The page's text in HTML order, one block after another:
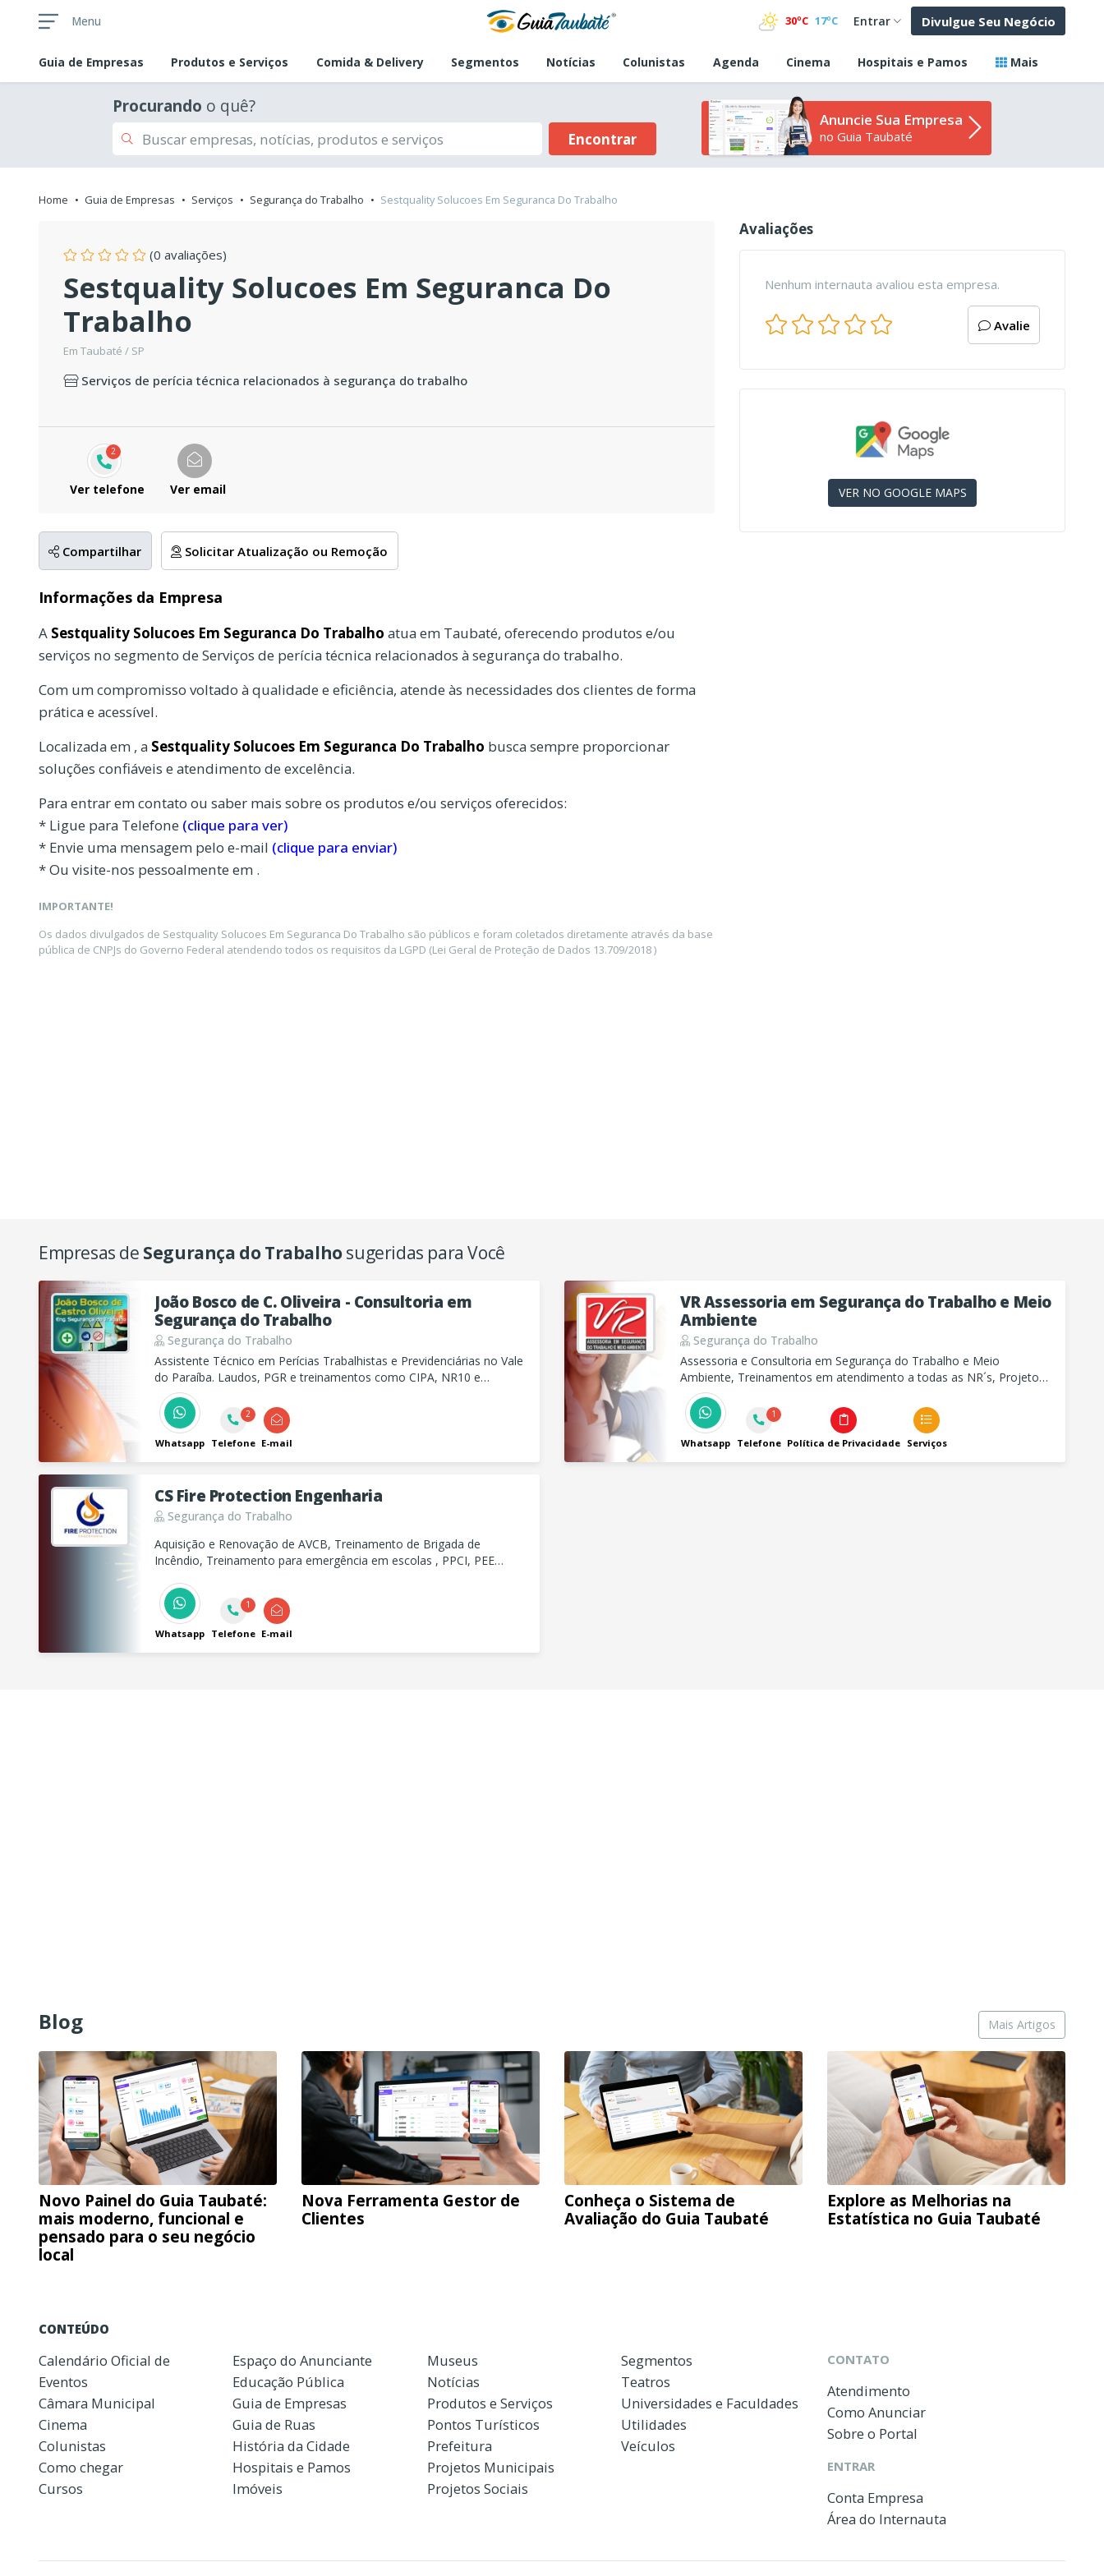
Menu 30ºC 17ºC Entrar Divulgue Seu Negócio
Guia de Empresas Produtos e Serviços Comida & Delivery Segmentos Notícias Colunistas Agenda Cinema Hospitais e Pamos Mais
Procurando o quê?
Encontrar
Anuncie Sua Empresa
no Guia Taubaté
Home Guia de Empresas Serviços Segurança do Trabalho Sestquality Solucoes Em Seguranca Do Trabalho
(0 avaliações)
Sestquality Solucoes Em Seguranca Do
Trabalho
Em Taubaté / SP
Serviços de perícia técnica relacionados à segurança do trabalho
2
Ver telefone Ver email
Compartilhar Solicitar Atualização ou Remoção
Informações da Empresa
A Sestquality Solucoes Em Seguranca Do Trabalho atua em Taubaté, oferecendo produtos e/ou
serviços no segmento de Serviços de perícia técnica relacionados à segurança do trabalho.
Com um compromisso voltado à qualidade e eficiência, atende às necessidades dos clientes de forma
prática e acessível.
Localizada em , a Sestquality Solucoes Em Seguranca Do Trabalho busca sempre proporcionar
soluções confiáveis e atendimento de excelência.
Para entrar em contato ou saber mais sobre os produtos e/ou serviços oferecidos:
* Ligue para Telefone (clique para ver)
* Envie uma mensagem pelo e-mail (clique para enviar)
* Ou visite-nos pessoalmente em .
IMPORTANTE!
Os dados divulgados de Sestquality Solucoes Em Seguranca Do Trabalho são públicos e foram coletados diretamente através da base
pública de CNPJs do Governo Federal atendendo todos os requisitos da LGPD (Lei Geral de Proteção de Dados 13.709/2018 )
Avaliações
Nenhum internauta avaliou esta empresa.
Avalie
VER NO GOOGLE MAPS
Empresas de Segurança do Trabalhosugeridas para Você
João Bosco de C. Oliveira - Consultoria em
Segurança do Trabalho
Segurança do Trabalho
Assistente Técnico em Perícias Trabalhistas e Previdenciárias no Vale
do Paraíba. Laudos, PGR e treinamentos como CIPA, NR10 e
empilhadeiras com foco em segurança e respaldo técnico.
Whatsapp
2
Telefone E-mail
VR Assessoria em Segurança do Trabalho e Meio
Ambiente
Segurança do Trabalho
Assessoria e Consultoria em Segurança do Trabalho e Meio
Ambiente, Treinamentos em atendimento a todas as NR´s, Projetos
de Linha de Vida, E-social entre outros Serviços de Segurança do
Trabalho e Meio Ambiente
Whatsapp
1
Telefone Política de Privacidade Serviços
CS Fire Protection Engenharia
Segurança do Trabalho
Aquisição e Renovação de AVCB, Treinamento de Brigada de
Incêndio, Treinamento para emergência em escolas , PPCI, PEE
Laudo de recebimento e avaliação de imóveis, serviços de drone
Whatsapp
1
Telefone E-mail
Blog Mais Artigos
Novo Painel do Guia Taubaté:
mais moderno, funcional e
pensado para o seu negócio
local
Nova Ferramenta Gestor de
Clientes
Conheça o Sistema de
Avaliação do Guia Taubaté
Explore as Melhorias na
Estatística no Guia Taubaté
CONTEÚDO
Calendário Oficial de
Eventos
Câmara Municipal
Cinema
Colunistas
Como chegar
Cursos
Espaço do Anunciante
Educação Pública
Guia de Empresas
Guia de Ruas
História da Cidade
Hospitais e Pamos
Imóveis
Museus
Notícias
Produtos e Serviços
Pontos Turísticos
Prefeitura
Projetos Municipais
Projetos Sociais
Segmentos
Teatros
Universidades e Faculdades
Utilidades
Veículos
CONTATO
Atendimento
Como Anunciar
Sobre o Portal
ENTRAR
Conta Empresa
Área do Internauta